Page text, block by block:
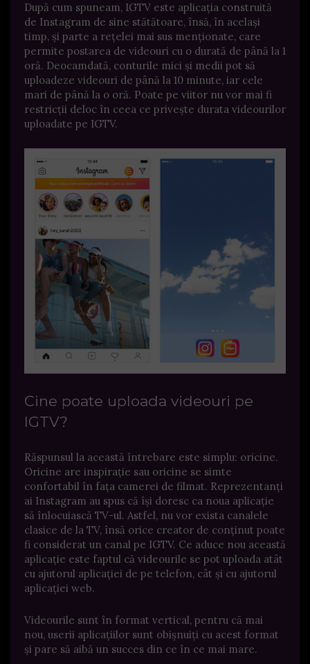
După cum spuneam, IGTV este aplicația construită
de Instagram de sine stătătoare, însă, în același
timp, și parte a rețelei mai sus menționate, care
permite postarea de videouri cu o durată de până la 1
oră. Deocamdată, conturile mici și medii pot să
uploadeze videouri de până la 10 minute, iar cele
mari de până la o oră. Poate pe viitor nu vor mai fi
restricții deloc în ceea ce privește durata videourilor
uploadate pe IGTV.
Cine poate uploada videouri pe
IGTV?
Răspunsul la această întrebare este simplu: oricine.
Oricine are inspirație sau oricine se simte
confortabil în fața camerei de filmat. Reprezentanți
ai Instagram au spus că își doresc ca noua aplicație
să înlocuiască TV-ul. Astfel, nu vor exista canalele
clasice de la TV, însă orice creator de conținut poate
fi considerat un canal pe IGTV. Ce aduce nou această
aplicație este faptul că videourile se pot uploada atât
cu ajutorul aplicației de pe telefon, cât și cu ajutorul
aplicației web.
Videourile sunt în format vertical, pentru că mai
nou, userii aplicațiilor sunt obișnuiți cu acest format
și pare să aibă un succes din ce în ce mai mare.